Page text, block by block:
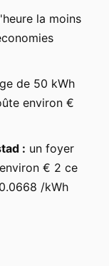
la moins
de 50 kWh
environ €
: un foyer
€ 2 ce
/kWh